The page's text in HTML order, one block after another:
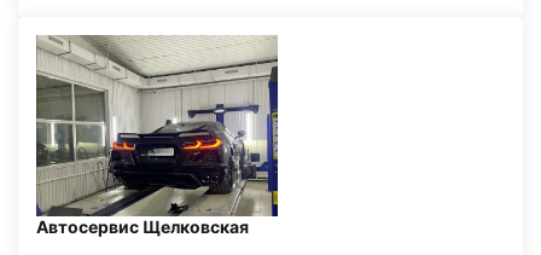
Автосервис Щелковская